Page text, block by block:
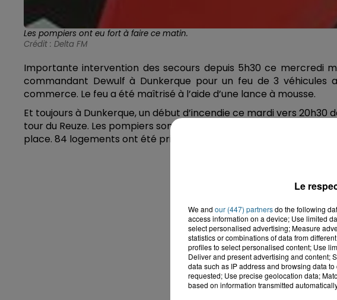
Les pompiers ont eu fort à faire ce matin.
Crédit : Delta FM
Importante intervention des secours depuis 5h30 ce mercredi
commandant Dewulf à Dunkerque pour un feu de 3 véhicules
commerce. Le feu a été maîtrisé à l’aide d’une lance à mousse.
Et toujours à Dunkerque, un début d’incendie ce mardi vers 20h30
tour du Reuze. Les pompiers sont intervenus au deuxième sous-sol
place. 84 logements ont été privés d’électricité.
Le
We and our (447) partnersdo the following
access information on a device; Use limited
select personalised advertising; Measure
statistics or combinations of data from
profiles to select personalised content; Use
Deliver and present advertising and content;
data such as IP address and browsing data
requested; Use precise geolocation data;
based on information transmitted